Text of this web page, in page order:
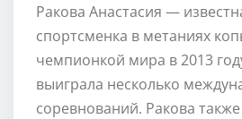
Ракова Анастасия —
спортсменка в метаниях
чемпионкой мира в 2013
выиграла несколько
соревнований. Ракова также